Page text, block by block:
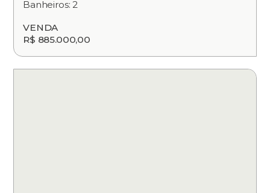
Banheiros: 2
VENDA
R$ 885.000,00